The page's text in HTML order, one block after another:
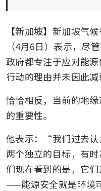
【新加坡】新加坡气
（4月6日）表示，尽
政府都专注于应对能
行动的理由并未因此减
恰恰相反，当前的地
的重要性。
他表示：“我们过去认
两个独立的目标，有
们现在看到的是，它
——能源安全就是环境